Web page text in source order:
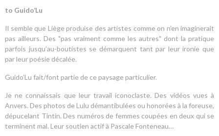
to Guido’Lu
Il semble que Liège produise des artistes comme on n’en imaginerait
pas ailleurs. Des "pas vraiment comme les autres" dont la pratique
parfois jusqu’au-boutistes se démarquent tant par leur ironie que
par leur poésie décalée.
Guido’Lu fait/font partie de ce paysage particulier.
Je ne connaissais que leur travail iconoclaste. Des vidéos vues à
Anvers. Des photos de Lulu démantibulées ou honorées à la foreuse,
dépucelant Tintin. Des numéros de femmes coupées en deux qui se
terminent mal. Leur soutien actif à Pascale Fonteneau…